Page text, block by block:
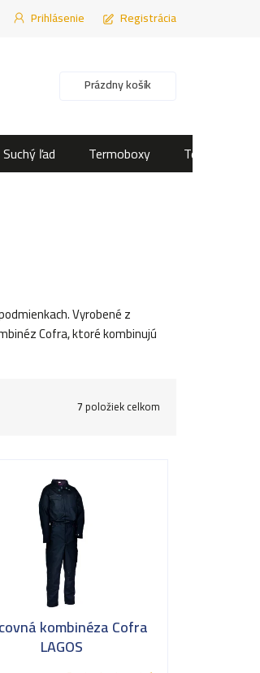
Prihlásenie Registrácia
Nákupný košík
Prázdny košík
Suchý ľad Termoboxy Termotašky
Vyrobené z
Cofra, ktoré kombinujú
7položiek celkom
kombinéza Cofra
LAGOS